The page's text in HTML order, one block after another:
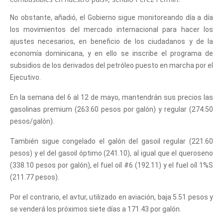
No obstante, añadió, el Gobierno sigue monitoreando día a día
los movimientos del mercado internacional para hacer los
ajustes necesarios, en beneficio de los ciudadanos y de la
economía dominicana, y en ello se inscribe el programa de
subsidios de los derivados del petróleo puesto en marcha por el
Ejecutivo.
En la semana del 6 al 12 de mayo, mantendrán sus precios las
gasolinas premium (263.60 pesos por galón) y regular (274.50
pesos/galón).
También sigue congelado el galón del gasoil regular (221.60
pesos) y el del gasoil óptimo (241.10), al igual que el queroseno
(338.10 pesos por galón), el fuel oíl #6 (192.11) y el fuel oíl 1%S
(211.77 pesos).
Por el contrario, el avtur, utilizado en aviación, baja 5.51 pesos y
se venderá los próximos siete días a 171.43 por galón.